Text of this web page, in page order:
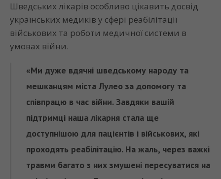
Шведських лікарів особливо цікавить досвід
українських медиків у сфері реабілітації
військових та роботи медичної системи в
умовах війни.
«Ми дуже вдячні шведському народу та
мешканцям міста Лулео за допомогу та
співпрацю в час війни. Завдяки вашій
підтримці наша лікарня стала ще
доступнішою для пацієнтів і військових, які
проходять реабілітацію. На жаль, через важкі
травми багато з них змушені пересуватися на